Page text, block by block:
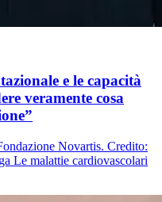
e le capacità
veramente cosa
Novartis. Credito:
Le malattie cardiovascolari